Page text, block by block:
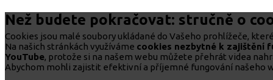
Než budete pokračovat: stručně o
Cookies jsou malé soubory ukládané do Vašeho prohlížeče,
Na našich stránkách využíváme cookies nezbytné k zajištění
YouTube, protože si na našem webu můžete přehrát videa
Abychom mohli zajistit efektivní a příjemné fungování našeho